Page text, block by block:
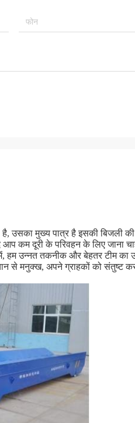
है, उसका मुख्य पात्र है इसकी बिजली
आप कम दूरी के परिवहन के लिए जाना
में, हम उन्नत तकनीक और बेहतर टीम का
से मनुक्ख, अपने ग्राहकों को संतुष्ट